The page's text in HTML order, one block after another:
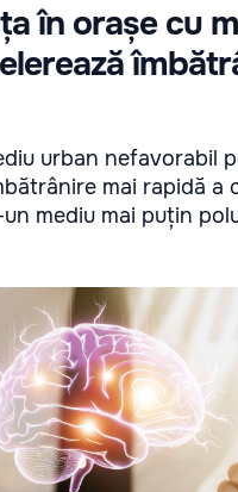
în orașe cu
urban nefavorabil
mai rapidă a
mediu mai puțin